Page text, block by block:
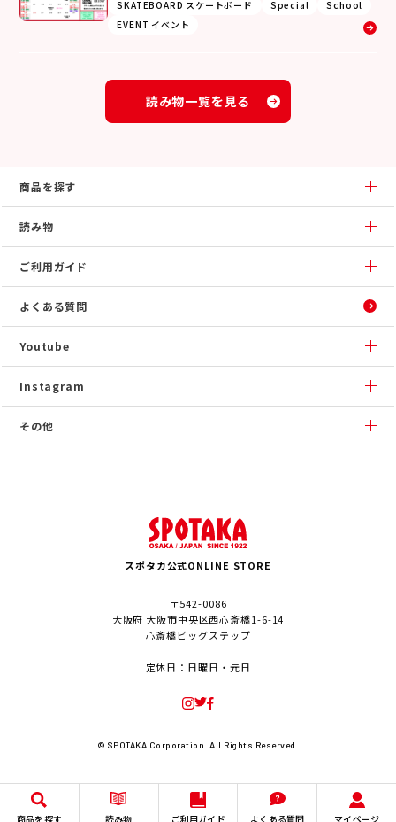
商品を探す 読み物 ご利用ガイド よくある質問 マイページ
SKATEBOARD スケートボード Special
School
EVENT イベント
読み物一覧を見る
商品を探す
読み物
ご利用ガイド
よくある質問
Youtube
Instagram
その他
スポタカ公式ONLINE STORE
〒542-0086
大阪府 大阪市中央区西心斎橋1-6-14
心斎橋ビッグステップ
定休日：日曜日・元日
© SPOTAKA Corporation. All Rights Reserved.